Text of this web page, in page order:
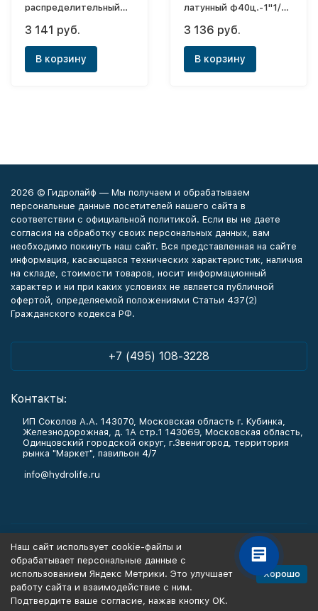
распределительный
(ШРН-0)
3 141 руб.
В корзину
латунный ф40ц.-1"1/4
3 136 руб.
В корзину
2026 © Гидролайф — Мы получаем и обрабатываем
персональные данные посетителей нашего сайта в
соответствии с официальной политикой. Если вы не даете
согласия на обработку своих персональных данных, вам
необходимо покинуть наш сайт. Вся представленная на сайте
информация, касающаяся технических характеристик, наличия
на складе, стоимости товаров, носит информационный
характер и ни при каких условиях не является публичной
офертой, определяемой положениями Статьи 437(2)
Гражданского кодекса РФ.
+7 (495) 108-3228
Контакты:
ИП Соколов А.А. 143070, Московская область г. Кубинка,
Железнодорожная, д. 1А стр.1 143069, Московская область,
Одинцовский городской округ, г.Звенигород, территория
рынка "Маркет", павильон 4/7
info@hydrolife.ru
Информация
Наш сайт использует cookie-файлы и
обрабатывает персональные данные с
использованием Яндекс Метрики. Это улучшает
работу сайта и взаимодействие с ним.
Подтвердите ваше согласие, нажав кнопку ОК.
Хорошо